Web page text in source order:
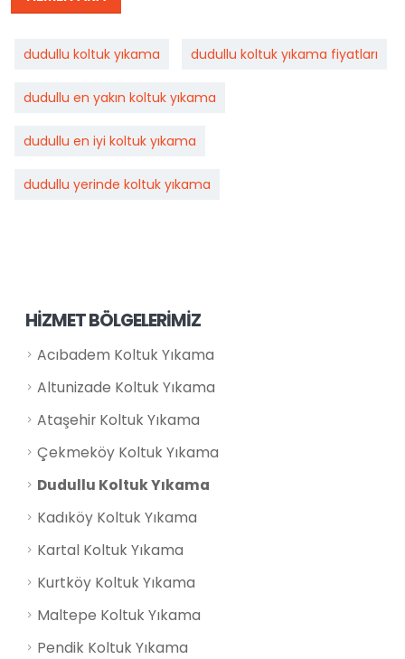
dudullu koltuk yıkama dudullu koltuk yıkama fiyatları
dudullu en yakın koltuk yıkama
dudullu en iyi koltuk yıkama
dudullu yerinde koltuk yıkama
HİZMET BÖLGELERİMİZ
Acıbadem Koltuk Yıkama
Altunizade Koltuk Yıkama
Ataşehir Koltuk Yıkama
Çekmeköy Koltuk Yıkama
Dudullu Koltuk Yıkama
Kadıköy Koltuk Yıkama
Kartal Koltuk Yıkama
Kurtköy Koltuk Yıkama
Maltepe Koltuk Yıkama
Pendik Koltuk Yıkama